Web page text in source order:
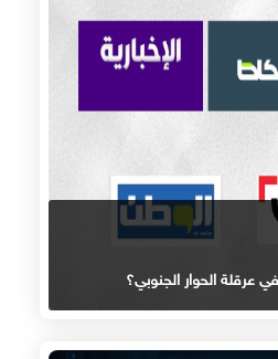
عرقلة الحوار الجنوبي؟